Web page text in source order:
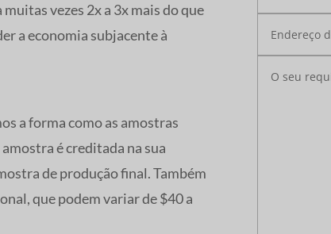
vezes 2x a 3x mais do que
a economia subjacente à
a forma como as amostras
é creditada na sua
de produção final. Também
que podem variar de $40 a